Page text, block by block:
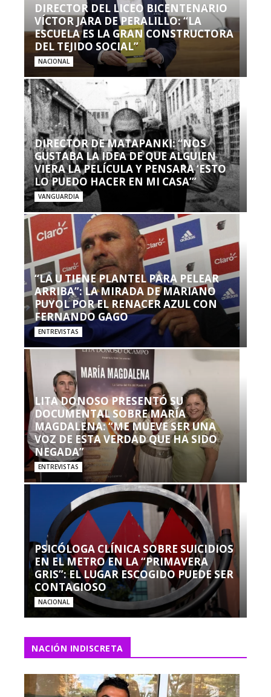
DIRECTOR DEL LICEO BICENTENARIO
VÍCTOR JARA DE PERALILLO: “LA
ESCUELA ES LA GRAN CONSTRUCTORA
DEL TEJIDO SOCIAL”
NACIONAL
DIRECTOR DE MATAPANKI: “NOS
GUSTABA LA IDEA DE QUE ALGUIEN
VIERA LA PELÍCULA Y PENSARA ‘ESTO
LO PUEDO HACER EN MI CASA’”
VANGUARDIA
“LA U TIENE PLANTEL PARA PELEAR
ARRIBA”: LA MIRADA DE MARIANO
PUYOL POR EL RENACER AZUL CON
FERNANDO GAGO
ENTREVISTAS
LITA DONOSO PRESENTÓ SU
DOCUMENTAL SOBRE MARÍA
MAGDALENA: “ME MUEVE SER UNA
VOZ DE ESTA VERDAD QUE HA SIDO
NEGADA”
ENTREVISTAS
PSICÓLOGA CLÍNICA SOBRE SUICIDIOS
EN EL METRO EN LA “PRIMAVERA
GRIS”: EL LUGAR ESCOGIDO PUEDE SER
CONTAGIOSO
NACIONAL
NACIÓN INDISCRETA